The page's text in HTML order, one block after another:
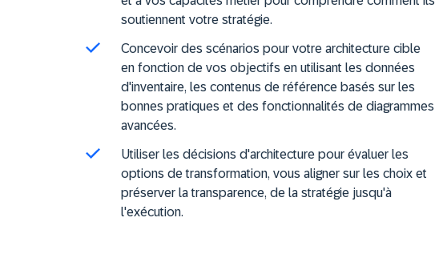
soutiennent votre stratégie.
Concevoir des scénarios pour votre architecture cible
en fonction de vos objectifs en utilisant les données
d'inventaire, les contenus de référence basés sur les
bonnes pratiques et des fonctionnalités de diagrammes
avancées.
Utiliser les décisions d'architecture pour évaluer les
options de transformation, vous aligner sur les choix et
préserver la transparence, de la stratégie jusqu'à
l'exécution.